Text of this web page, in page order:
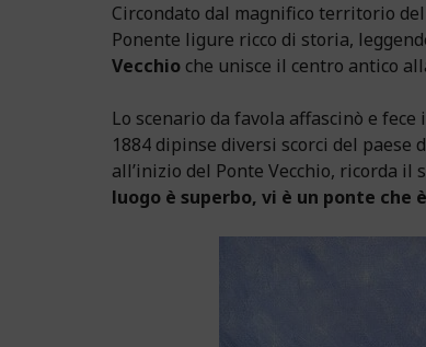
Circondato dal magnifico territorio
Ponente ligure ricco di storia,
Vecchio che unisce il centro antico
Lo scenario da favola affascinò e
1884 dipinse diversi scorci del
all’inizio del Ponte Vecchio, ricorda
luogo è superbo, vi è un ponte che